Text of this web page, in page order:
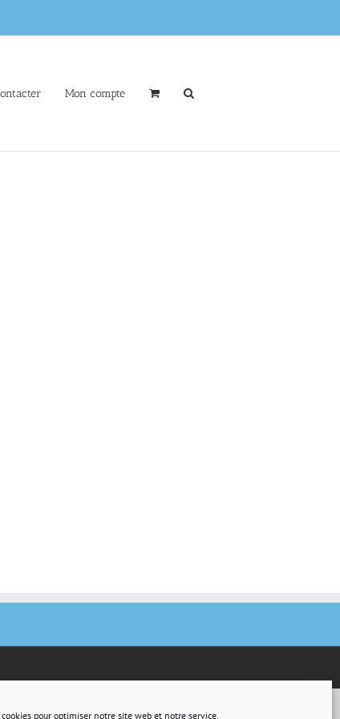
pour optimiser notre site web et notre service.
Mon compte